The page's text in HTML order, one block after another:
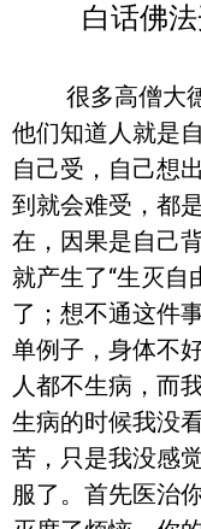
白话佛
很多高僧大德
他们知道人就是
自己受，自己想
到就会难受，都
在，因果是自己
就产生了“生灭自
了；想不通这件
单例子，身体不
人都不生病，而
生病的时候我没
苦，只是我没感
服了。首先医治